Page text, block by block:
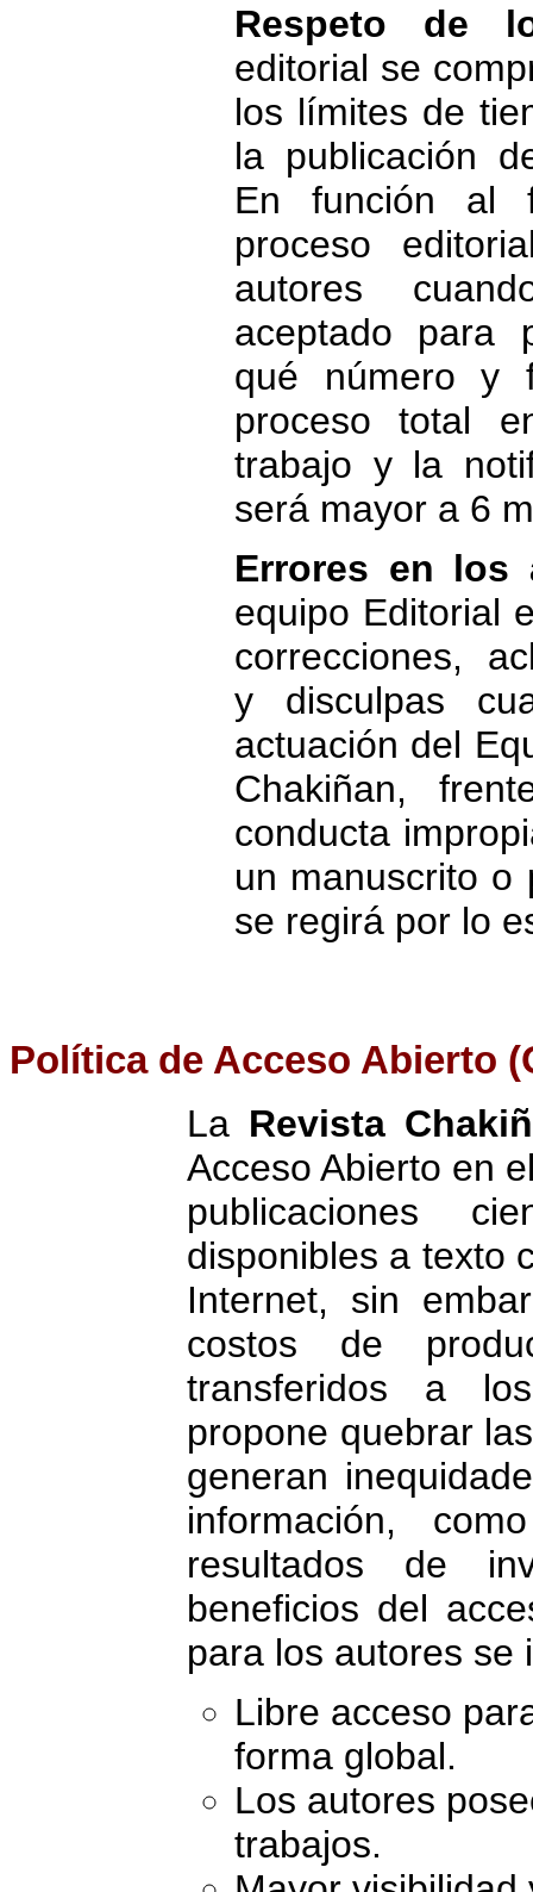
Respeto de
editorial se
los límites de
la publicación
En función al
proceso
autores
aceptado para
qué número y
proceso total
trabajo y la
será mayor a 6
Errores en los
equipo Editorial
correcciones,
y disculpas
actuación del
Chakiñan,
conducta
un manuscrito o
se regirá por lo
Política de Acceso Abierto
La Revista
Acceso Abierto en
publicaciones
disponibles a texto
Internet, sin
costos de
transferidos a
propone quebrar
generan
información,
resultados de
beneficios del
para los autores se
Libre acceso
forma global.
Los autores
trabajos.